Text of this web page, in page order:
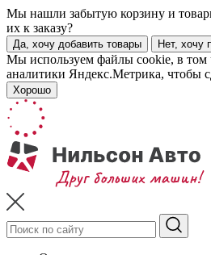
Мы нашли забытую корзину и
их к заказу?
Да, хочу добавить товары Нет, хочу
Мы используем файлы cookie, в том
аналитики Яндекс.Метрика, чтобы
Хорошо